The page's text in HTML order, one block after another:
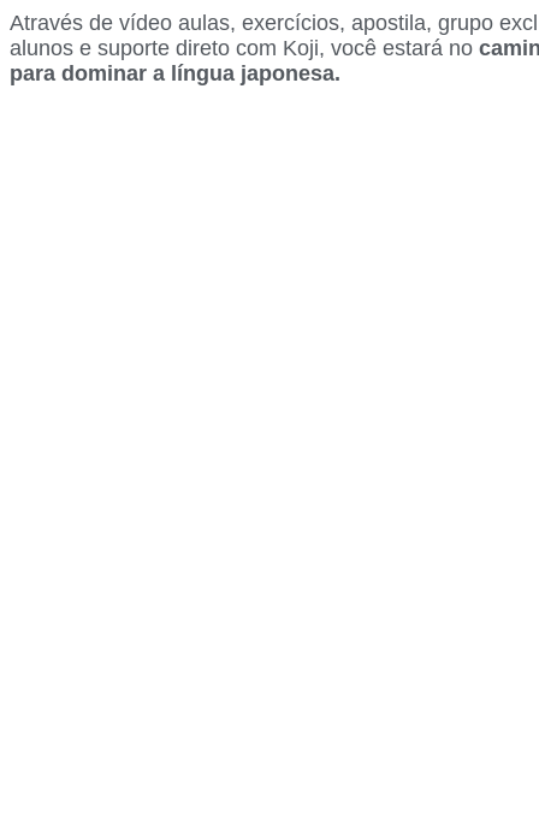
Através de vídeo aulas, exercícios, apostila, grupo
alunos e suporte direto com Koji, você estará no
para dominar a língua japonesa.